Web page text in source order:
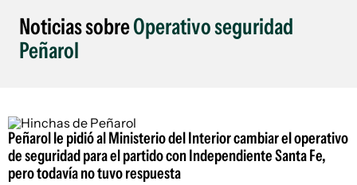
Noticias sobreOperativo seguridad
Peñarol
Peñarol le pidió al Ministerio del Interior cambiar el operativo
de seguridad para el partido con Independiente Santa Fe,
pero todavía no tuvo respuesta